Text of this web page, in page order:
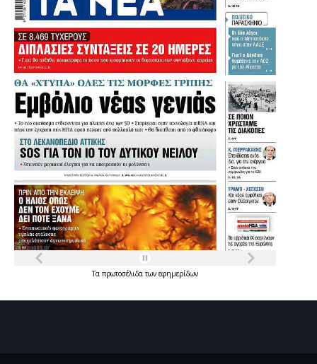
Τα πρωτοσέλιδατων εφημερίδων